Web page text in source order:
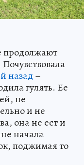
продолжают
назад –
гулять. Ее
не
и не
она не ест и
начала
поджимая то